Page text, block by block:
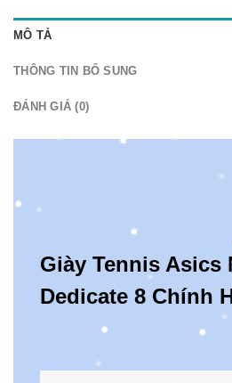
MÔ TẢ
THÔNG TIN BỔ SUNG
ĐÁNH GIÁ (0)
Giày Tennis Asics
Dedicate 8 Chính